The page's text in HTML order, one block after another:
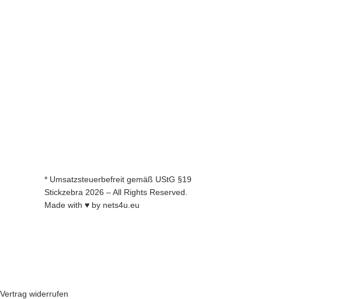
* Umsatzsteuerbefreit gemäß UStG §19
Stickzebra 2026 – All Rights Reserved.
Made with ♥ by nets4u.eu
Vertrag widerrufen